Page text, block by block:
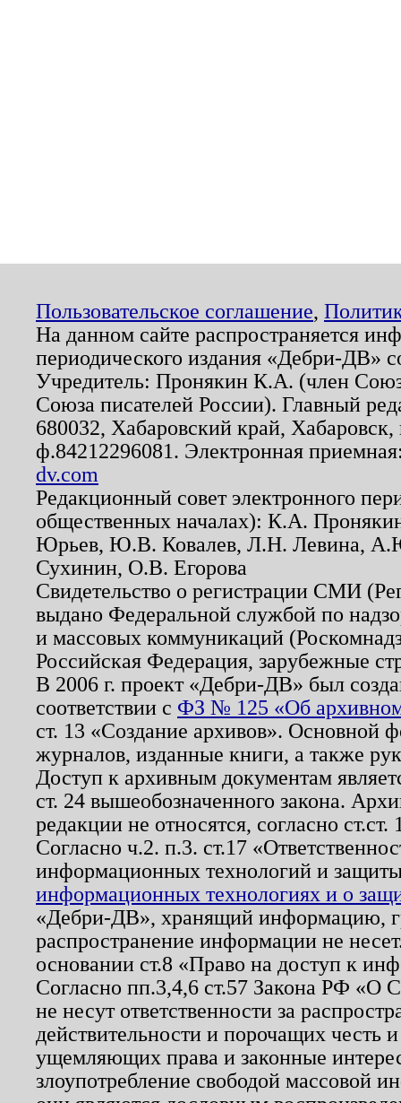
Пользовательское соглашение,
На данном сайте распространяется
периодического издания «Дебри-ДВ»
Учредитель: Пронякин К.А. (член
Союза писателей России). Главный
680032, Хабаровский край,
ф.84212296081. Электронная
dv.com
Редакционный совет электронного
общественных началах): К.А.
Юрьев, Ю.В. Ковалев, Л.Н. Левина,
Сухинин, О.В. Егорова
Свидетельство о регистрации СМИ
выдано Федеральной службой по
и массовых коммуникаций
Российская Федерация, зарубежные
В 2006 г. проект «Дебри-ДВ» был
соответствии с ФЗ № 125 «Об
ст. 13 «Создание архивов». Основной
журналов, изданные книги, а также
Доступ к архивным документам
ст. 24 вышеобозначенного закона.
редакции не относятся, согласно
Согласно ч.2. п.3. ст.17
информационных технологий и
информационных технологиях и о
«Дебри-ДВ», хранящий информацию,
распространение информации не
основании ст.8 «Право на доступ к
Согласно пп.3,4,6 ст.57 Закона РФ «О
не несут ответственности за
действительности и порочащих честь
ущемляющих права и законные
злоупотребление свободой массовой